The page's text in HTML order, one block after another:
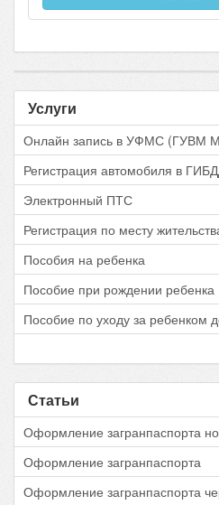
Услуги
Онлайн запись в УФМС (ГУВМ
Регистрация автомобиля в
Электронный ПТС
Регистрация по месту
Пособия на ребенка
Пособие при рождении ребенка
Пособие по уходу за ребенком
Статьи
Оформление загранпаспорта
Оформление загранпаспорта
Оформление загранпаспорта